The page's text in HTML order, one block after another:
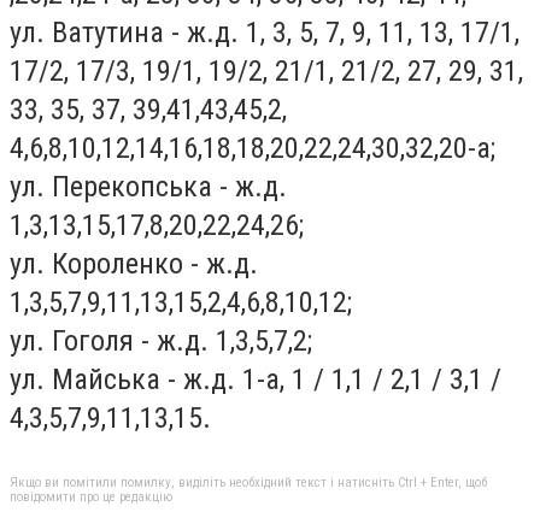
ул. Ватутина - ж.д. 1, 3, 5, 7, 9, 11, 13, 17/1,
17/2, 17/3, 19/1, 19/2, 21/1, 21/2, 27, 29, 31,
33, 35, 37, 39,41,43,45,2,
4,6,8,10,12,14,16,18,18,20,22,24,30,32,20-а;
ул. Перекопська - ж.д.
1,3,13,15,17,8,20,22,24,26;
ул. Короленко - ж.д.
1,3,5,7,9,11,13,15,2,4,6,8,10,12;
ул. Гоголя - ж.д. 1,3,5,7,2;
ул. Майська - ж.д. 1-а, 1 / 1,1 / 2,1 / 3,1 /
4,3,5,7,9,11,13,15.
Якщо ви помітили помилку, виділіть необхідний текст і натисніть Ctrl + Enter, щоб
повідомити про це редакцію